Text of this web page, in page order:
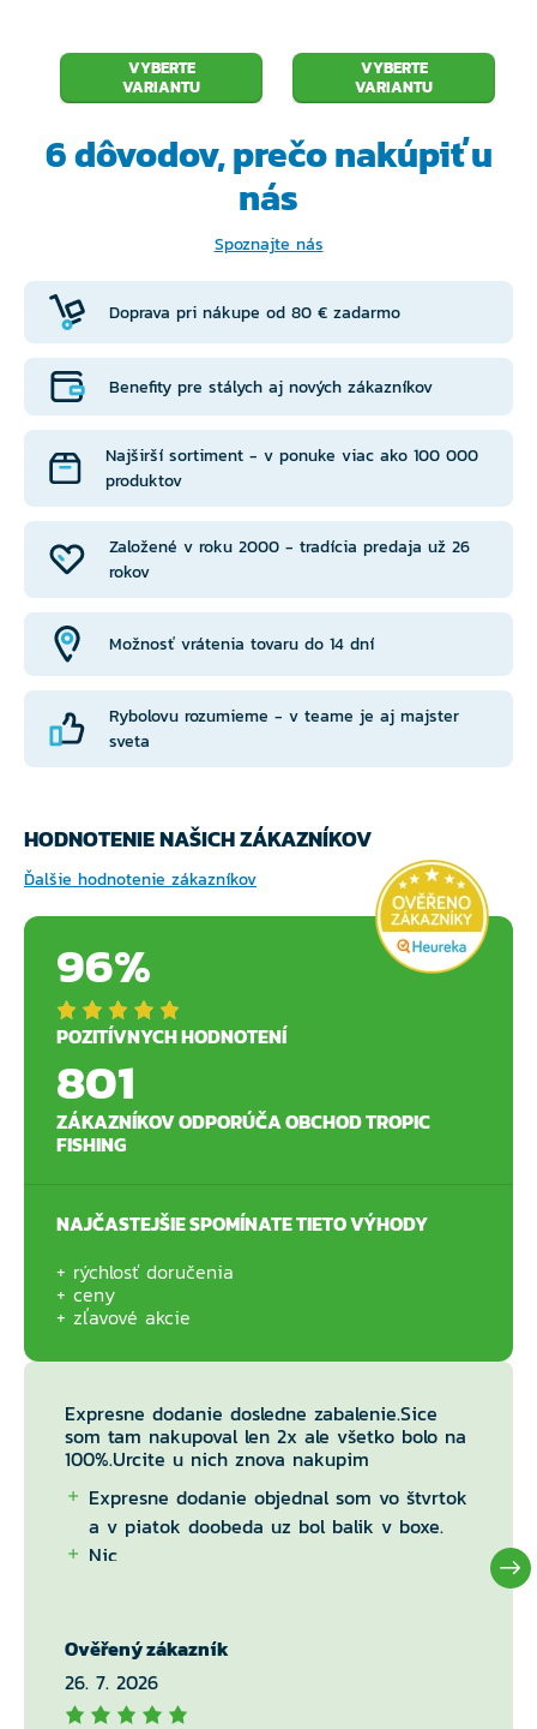
VYBERTE
VARIANTU
VYBERTE
VARIANTU
6 dôvodov, prečonakúpiť u
nás
Spoznajte nás
Doprava pri nákupe od 80 € zadarmo
Založené v roku 2000 - tradícia predaja už 26
rokov
Benefity pre stálych aj nových zákazníkov
Možnosť vrátenia tovaru do 14 dní
Najširší sortiment - v ponuke viac ako 100 000
produktov
Rybolovu rozumieme - v teame je aj majster
sveta
HODNOTENIE NAŠICH ZÁKAZNÍKOV
Ďalšie hodnotenie zákazníkov
96%
POZITÍVNYCH HODNOTENÍ
801
ZÁKAZNÍKOV ODPORÚČA OBCHOD TROPIC
FISHING
NAJČASTEJŠIE SPOMÍNATE TIETO VÝHODY
rýchlosť doručenia
ceny
zľavové akcie
Expresne dodanie dosledne zabalenie.Sice
som tam nakupoval len 2x ale všetko bolo na
100%.Urcite u nich znova nakupim
Expresne dodanie objednal som vo štvrtok
a v piatok doobeda uz bol balik v boxe.
Nic
Ověřený zákazník
26. 7. 2026